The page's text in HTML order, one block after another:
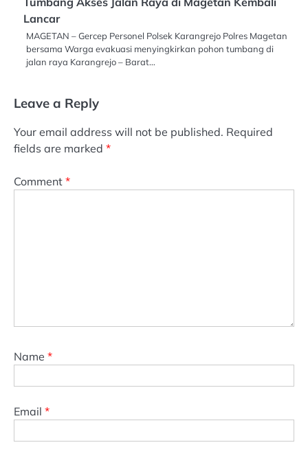
Lancar
MAGETAN – Gercep Personel Polsek Karangrejo Polres Magetan
bersama Warga evakuasi menyingkirkan pohon tumbang di
jalan raya Karangrejo – Barat…
Leave a Reply
Your email address will not be published. Required
fields are marked *
Comment *
Name *
Email *